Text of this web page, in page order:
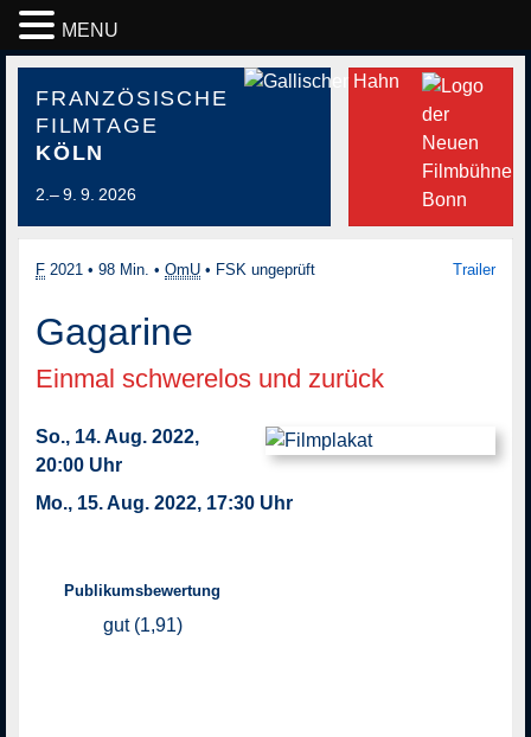
FRANZÖSISCHE
FILMTAGE
KÖLN
2.– 9. 9. 2026
F 2021 • 98 Min. • OmU • FSK ungeprüft Trailer
Gagarine
Einmal schwerelos und zurück
So., 14. Aug. 2022,
20:00 Uhr
Mo., 15. Aug. 2022, 17:30 Uhr
Publikumsbewertung
gut (1,91)
MENU